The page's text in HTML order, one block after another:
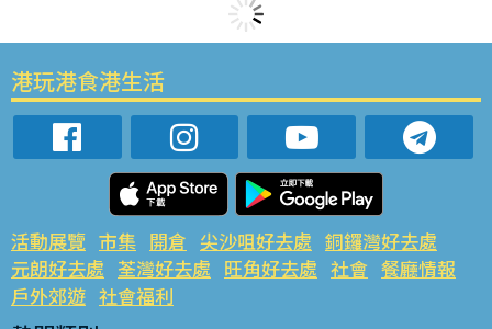
港玩港食港生活
活動展覽 市集 開倉 尖沙咀好去處 銅鑼灣好去處
元朗好去處 荃灣好去處 旺角好去處 社會 餐廳情報
戶外郊遊 社會福利